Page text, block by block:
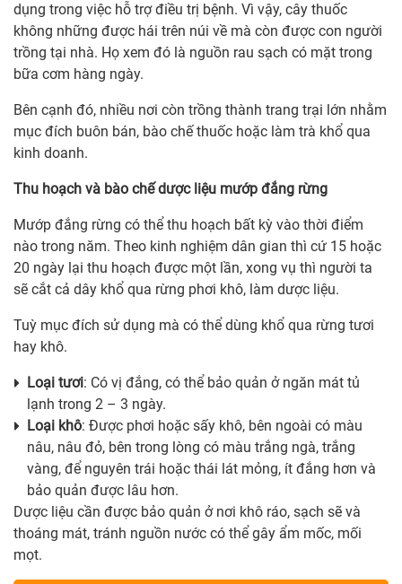
dụng trong việc hỗ trợ điều trị bệnh. Vì vậy, cây thuốc
không những được hái trên núi về mà còn được con người
trồng tại nhà. Họ xem đó là nguồn rau sạch có mặt trong
bữa cơm hàng ngày.
Bên cạnh đó, nhiều nơi còn trồng thành trang trại lớn nhằm
mục đích buôn bán, bào chế thuốc hoặc làm trà khổ qua
kinh doanh.
Thu hoạch và bào chế dược liệu mướp đắng rừng
Mướp đắng rừng có thể thu hoạch bất kỳ vào thời điểm
nào trong năm. Theo kinh nghiệm dân gian thì cứ 15 hoặc
20 ngày lại thu hoạch được một lần, xong vụ thì người ta
sẽ cắt cả dây khổ qua rừng phơi khô, làm dược liệu.
Tuỳ mục đích sử dụng mà có thể dùng khổ qua rừng tươi
hay khô.
Loại tươi: Có vị đắng, có thể bảo quản ở ngăn mát tủ
lạnh trong 2 – 3 ngày.
Loại khô: Được phơi hoặc sấy khô, bên ngoài có màu
nâu, nâu đỏ, bên trong lòng có màu trắng ngà, trắng
vàng, để nguyên trái hoặc thái lát mỏng, ít đắng hơn và
bảo quản được lâu hơn.
Dược liệu cần được bảo quản ở nơi khô ráo, sạch sẽ và
thoáng mát, tránh nguồn nước có thể gây ẩm mốc, mối
mọt.